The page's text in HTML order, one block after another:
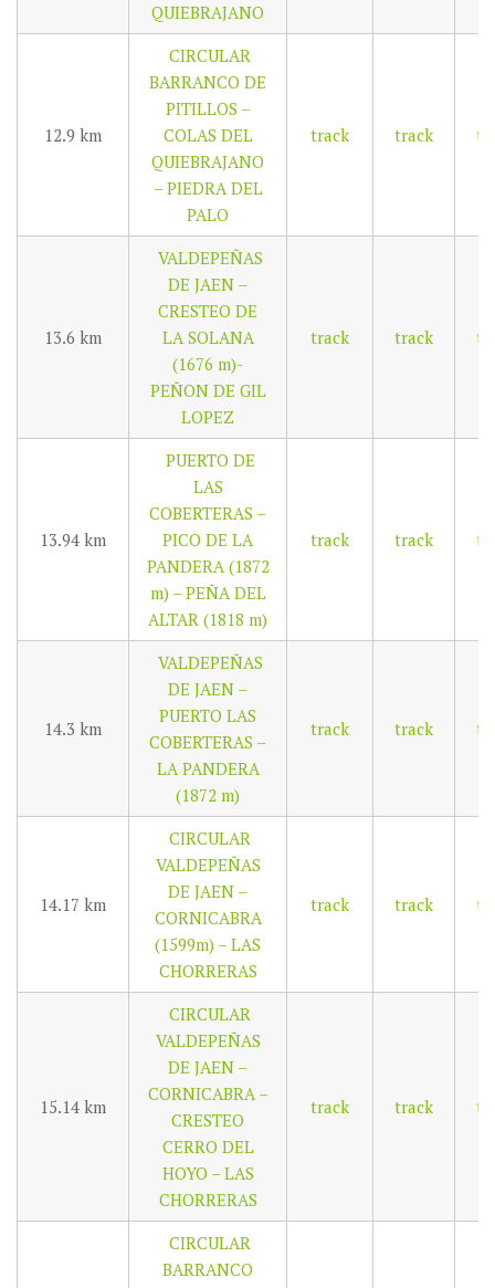
QUIEBRAJANO
12.9 km
CIRCULAR
BARRANCO DE
PITILLOS –
COLAS DEL
QUIEBRAJANO
– PIEDRA DEL
PALO
track track
13.6 km
VALDEPEÑAS
DE JAEN –
CRESTEO DE
LA SOLANA
(1676 m)-
PEÑON DE GIL
LOPEZ
track track
13.94 km
PUERTO DE
LAS
COBERTERAS –
PICO DE LA
PANDERA (1872
m) – PEÑA DEL
ALTAR (1818 m)
track track
14.3 km
VALDEPEÑAS
DE JAEN –
PUERTO LAS
COBERTERAS –
LA PANDERA
(1872 m)
track track
14.17 km
CIRCULAR
VALDEPEÑAS
DE JAEN –
CORNICABRA
(1599m) – LAS
CHORRERAS
track track
15.14 km
CIRCULAR
VALDEPEÑAS
DE JAEN –
CORNICABRA –
CRESTEO
CERRO DEL
HOYO – LAS
CHORRERAS
track track
CIRCULAR
BARRANCO